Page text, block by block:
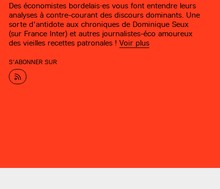
Des économistes bordelais·es vous font entendre leurs
analyses à contre-courant des discours dominants. Une
sorte d'antidote aux chroniques de Dominique Seux
(sur France Inter) et autres journalistes-éco amoureux
des vieilles recettes patronales !Voir plus
S’ABONNER SUR